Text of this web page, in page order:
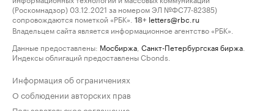
(Роскомнадзор) 03.12.2021 за номером ЭЛ №ФС77-82385)
сопровождаются пометкой «РБК».
18+ letters@rbc.ru
Владельцем сайта является информационное агентство «РБК».
Данные предоставлены: Мосбиржа Санкт-Петербургская биржа
Индексы облигаций предоставлены Cbonds.
Информация об ограничениях
О соблюдении авторских прав